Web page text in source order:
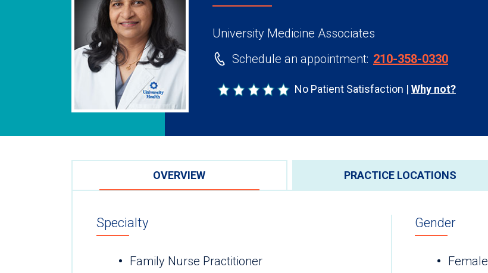
University Medicine Associates
Schedule an appointment: 210-358-0330
No Patient Satisfaction Why not?
OVERVIEW PRACTICE LOCATIONS
Specialty
Family Nurse Practitioner
Gender
Female